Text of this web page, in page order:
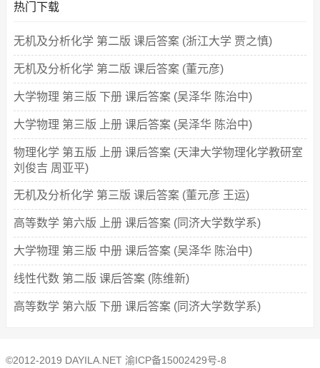
热门下载
无机及分析化学 第二版 课后答案 (浙江大学 贾之慎)
无机及分析化学 第二版 课后答案 (董元彦)
大学物理 第三版 下册 课后答案 (吴泽华 陈治中)
大学物理 第三版 上册 课后答案 (吴泽华 陈治中)
物理化学 第五版 上册 课后答案 (天津大学物理化学教研室
刘俊吉 周亚平)
无机及分析化学 第三版 课后答案 (董元彦 王运)
高等数学 第六版 上册 课后答案 (同济大学数学系)
大学物理 第三版 中册 课后答案 (吴泽华 陈治中)
线性代数 第二版 课后答案 (陈维新)
高等数学 第六版 下册 课后答案 (同济大学数学系)
©2012-2019 DAYILA.NET 渝ICP备15002429号-8